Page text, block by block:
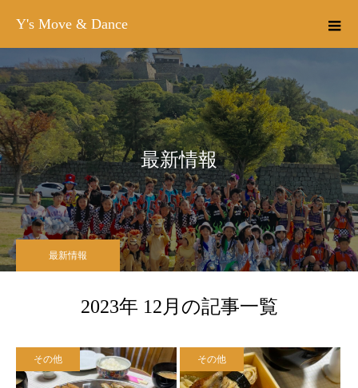
Y's Move & Dance
最新情報
最新情報
2023年 12月の記事一覧
その他 その他